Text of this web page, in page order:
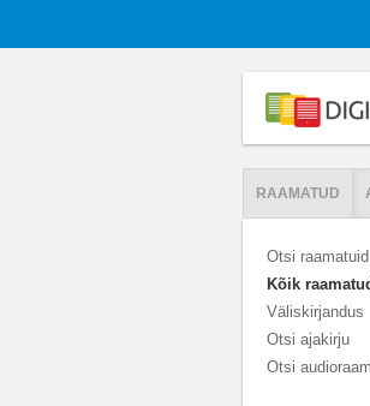
RAAMATUD
Otsi raamatuid
Kõik
Väliskirjandus
Otsi ajakirju
Otsi